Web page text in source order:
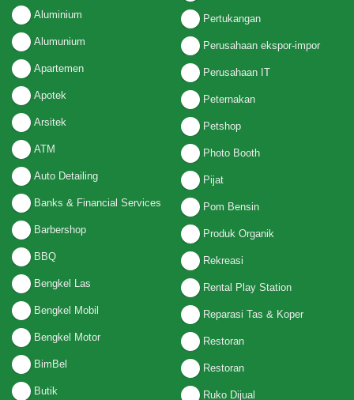
Aluminium
Alumunium
Apartemen
Apotek
Arsitek
ATM
Auto Detailing
Banks & Financial Services
Barbershop
BBQ
Bengkel Las
Bengkel Mobil
Bengkel Motor
BimBel
Butik
Pertukangan
Perusahaan ekspor-impor
Perusahaan IT
Peternakan
Petshop
Photo Booth
Pijat
Pom Bensin
Produk Organik
Rekreasi
Rental Play Station
Reparasi Tas & Koper
Restoran
Restoran
Ruko Dijual